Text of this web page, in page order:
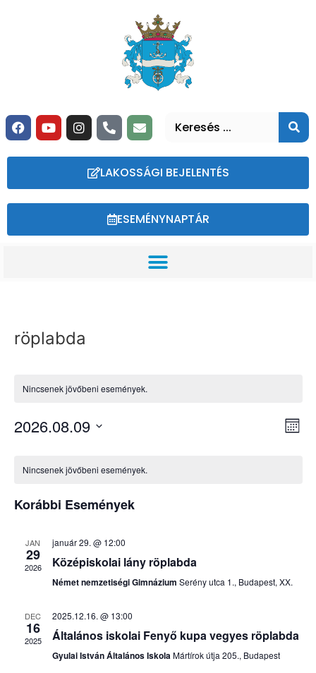
LAKOSSÁGI BEJELENTÉS
ESEMÉNYNAPTÁR
röplabda
Nincsenek jövőbeni események.
2026.08.09
Események
Nincsenek jövőbeni események.
Korábbi Események
JAN
29
2026
január 29. @ 12:00
Középiskolai lány röplabda
Német nemzetiségi Gimnázium Serény utca 1., Budapest, XX.
DEC
16
2025
2025.12.16. @ 13:00
Általános iskolai Fenyő kupa vegyes röplabda
Gyulai István Általános IskolaMártírok útja 205., Budapest